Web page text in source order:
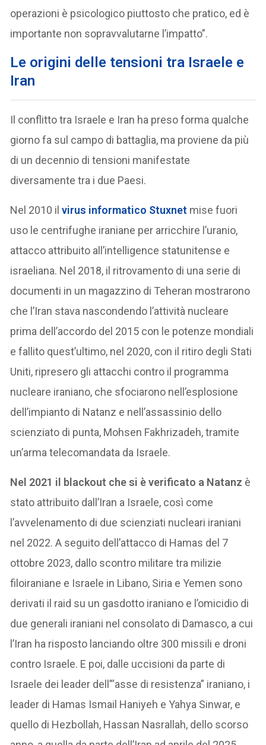
operazioni è psicologico piuttosto che pratico, ed è
importante non sopravvalutarne l’impatto”.
Le origini delle tensioni tra Israele e
Iran
Il conflitto tra Israele e Iran ha preso forma qualche
giorno fa sul campo di battaglia, ma proviene da più
di un decennio di tensioni manifestate
diversamente tra i due Paesi.
Nel 2010 ilvirus informatico Stuxnet mise fuori
uso le centrifughe iraniane per arricchire l’uranio,
attacco attribuito all’intelligence statunitense e
israeliana. Nel 2018, il ritrovamento di una serie di
documenti in un magazzino di Teheran mostrarono
che l’Iran stava nascondendo l’attività nucleare
prima dell’accordo del 2015 con le potenze mondiali
e fallito quest’ultimo, nel 2020, con il ritiro degli Stati
Uniti, ripresero gli attacchi contro il programma
nucleare iraniano, che sfociarono nell’esplosione
dell’impianto di Natanz e nell’assassinio dello
scienziato di punta, Mohsen Fakhrizadeh, tramite
un’arma telecomandata da Israele.
Nel 2021 il blackout che si è verificato a Natanz è
stato attribuito dall’Iran a Israele, così come
l’avvelenamento di due scienziati nucleari iraniani
nel 2022. A seguito dell’attacco di Hamas del 7
ottobre 2023, dallo scontro militare tra milizie
filoiraniane e Israele in Libano, Siria e Yemen sono
derivati il raid su un gasdotto iraniano e l’omicidio di
due generali iraniani nel consolato di Damasco, a cui
l’Iran ha risposto lanciando oltre 300 missili e droni
contro Israele. E poi, dalle uccisioni da parte di
Israele dei leader dell’“asse di resistenza” iraniano, i
leader di Hamas Ismail Haniyeh e Yahya Sinwar, e
quello di Hezbollah, Hassan Nasrallah, dello scorso